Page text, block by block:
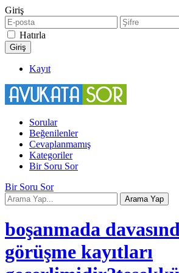
Giriş
Hatırla
Kayıt
Sorular
Beğenilenler
Cevaplanmamış
Kategoriler
Bir Soru Sor
Bir Soru Sor
boşanmada
görüşme kayıtları